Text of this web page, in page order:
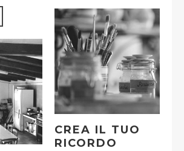
CREA IL TUO
RICORDO